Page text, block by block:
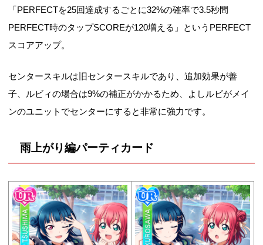
「PERFECTを25回達成するごとに32%の確率で3.5秒間
PERFECT時のタップSCOREが120増える」というPERFECT
スコアアップ。
センタースキルは旧センタースキルであり、追加効果が善
子、ルビィの場合は9%の補正がかかるため、よしルビがメイ
ンのユニットでセンターにすると非常に強力です。
雨上がり編パーティカード